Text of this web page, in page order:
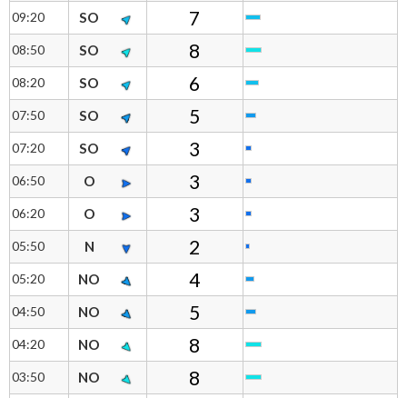
09:20 SO 7
08:50 SO 8
08:20 SO 6
07:50 SO 5
07:20 SO 3
06:50 O 3
06:20 O 3
05:50 N 2
05:20 NO 4
04:50 NO 5
04:20 NO 8
03:50 NO 8